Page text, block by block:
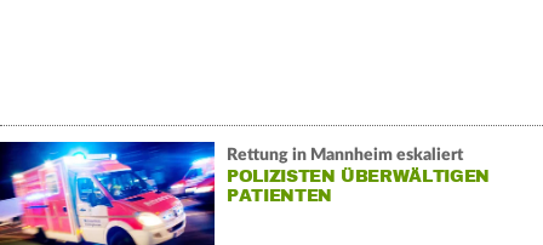
Rettung in Mannheim eskaliert
POLIZISTEN ÜBERWÄLTIGEN
PATIENTEN